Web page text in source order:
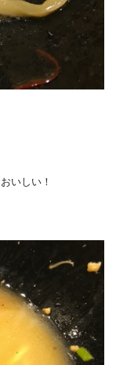
いしい！